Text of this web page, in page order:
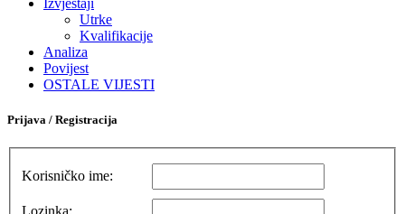
Izvještaji
Utrke
Kvalifikacije
Analiza
Povijest
OSTALE VIJESTI
Prijava / Registracija
Korisničko ime:
Lozinka: